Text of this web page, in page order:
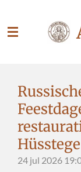
direct
naar
Hüsstege
24 jul 2026